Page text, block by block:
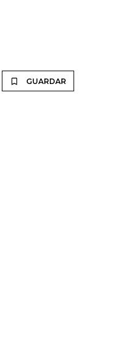
GUARDAR